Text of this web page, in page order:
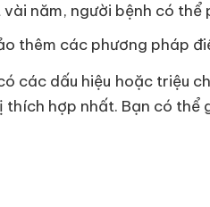
năm, người bệnh có thể
thêm các phương pháp
các dấu hiệu hoặc triệu
thích hợp nhất. Bạn có thể